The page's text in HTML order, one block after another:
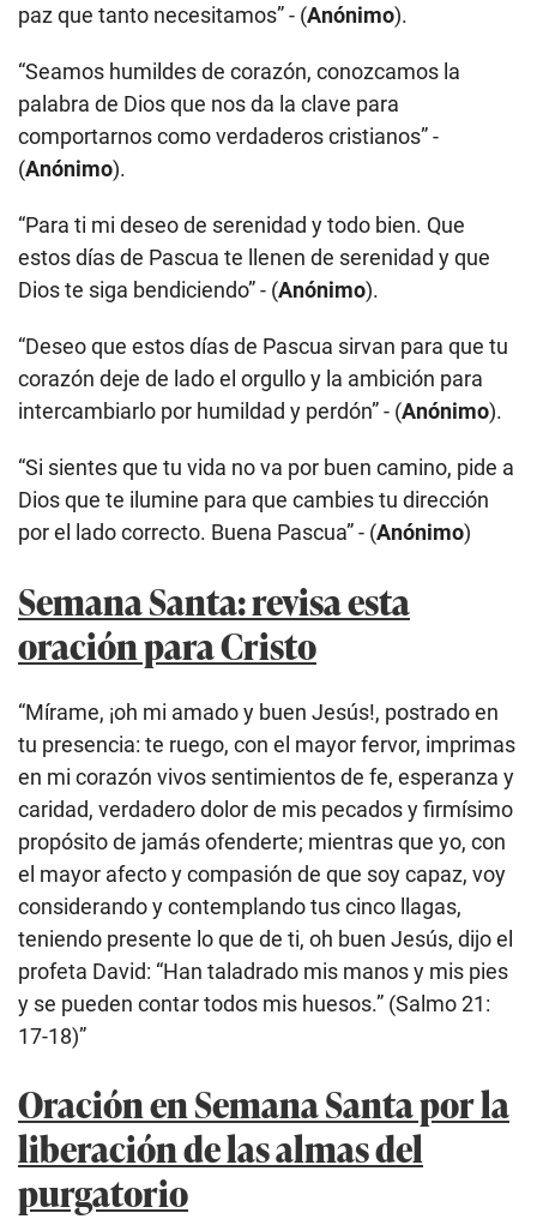
paz que tanto necesitamos” - (Anónimo).
“Seamos humildes de corazón, conozcamos la
palabra de Dios que nos da la clave para
comportarnos como verdaderos cristianos” -
(Anónimo).
“Para ti mi deseo de serenidad y todo bien. Que
estos días de Pascua te llenen de serenidad y que
Dios te siga bendiciendo” - (Anónimo).
“Deseo que estos días de Pascua sirvan para que tu
corazón deje de lado el orgullo y la ambición para
intercambiarlo por humildad y perdón” - (Anónimo).
“Si sientes que tu vida no va por buen camino, pide a
Dios que te ilumine para que cambies tu dirección
por el lado correcto. Buena Pascua” - (Anónimo)
Semana Santa: revisa esta
oración para Cristo
“Mírame, ¡oh mi amado y buen Jesús!, postrado en
tu presencia: te ruego, con el mayor fervor, imprimas
en mi corazón vivos sentimientos de fe, esperanza y
caridad, verdadero dolor de mis pecados y firmísimo
propósito de jamás ofenderte; mientras que yo, con
el mayor afecto y compasión de que soy capaz, voy
considerando y contemplando tus cinco llagas,
teniendo presente lo que de ti, oh buen Jesús, dijo el
profeta David: “Han taladrado mis manos y mis pies
y se pueden contar todos mis huesos.” (Salmo 21:
17-18)”
Oración en Semana Santa por la
liberación de las almas del
purgatorio